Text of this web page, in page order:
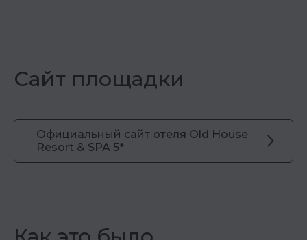
Сайт площадки
Официальный сайт отеля Old House
Resort & SPA 5*